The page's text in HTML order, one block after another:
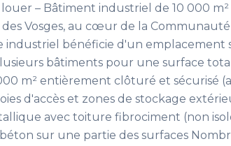
– Bâtiment industriel de 10 000 m²
Vosges, au cœur de la
industriel bénéficie d'un emplacement
bâtiments pour une surface
m² entièrement clôturé et sécurisé
d'accès et zones de stockage
avec toiture fibrociment (non
sur une partie des surfaces